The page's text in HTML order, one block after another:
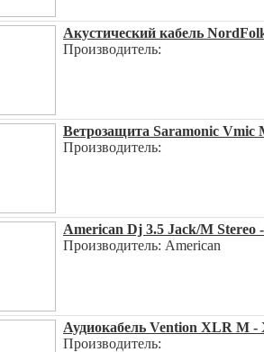
Акустический кабель
Производитель:
Ветрозащита Saramonic Vmic
Производитель:
American Dj 3.5 Jack/M
Производитель: American
Аудиокабель Vention XLR M
Производитель: